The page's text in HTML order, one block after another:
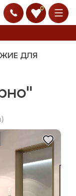
0
ДЛЯ